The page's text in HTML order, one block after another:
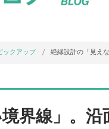
ックアップ 絶縁設計の「見え
界線」。沿